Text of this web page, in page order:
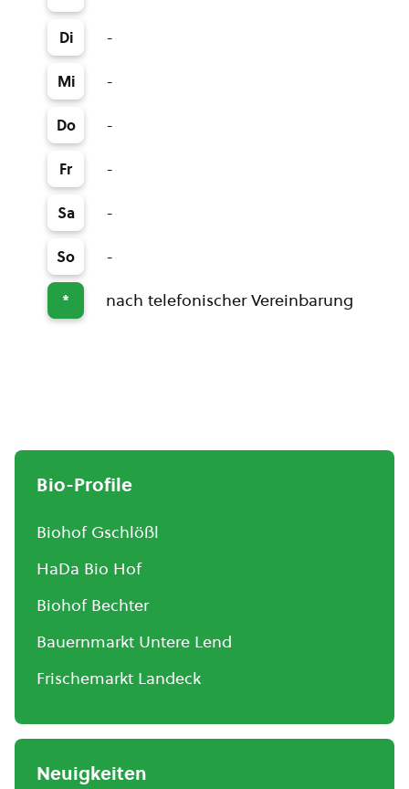
Di -
Mi -
Do -
Fr -
Sa -
So -
* nach telefonischer Vereinbarung
Bio-Profile
Biohof Gschlößl
HaDa Bio Hof
Biohof Bechter
Bauernmarkt Untere Lend
Frischemarkt Landeck
Neuigkeiten